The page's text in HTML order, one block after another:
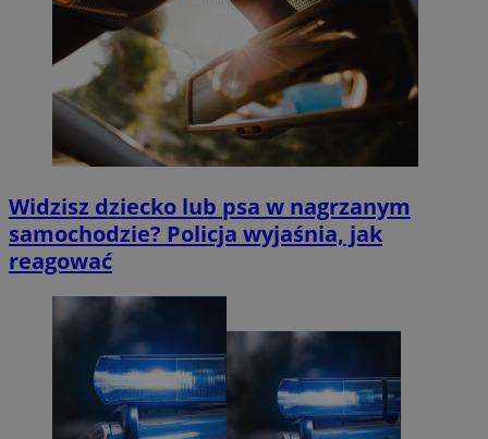
Widzisz dziecko lub psa w nagrzanym
samochodzie? Policja wyjaśnia, jak
reagować